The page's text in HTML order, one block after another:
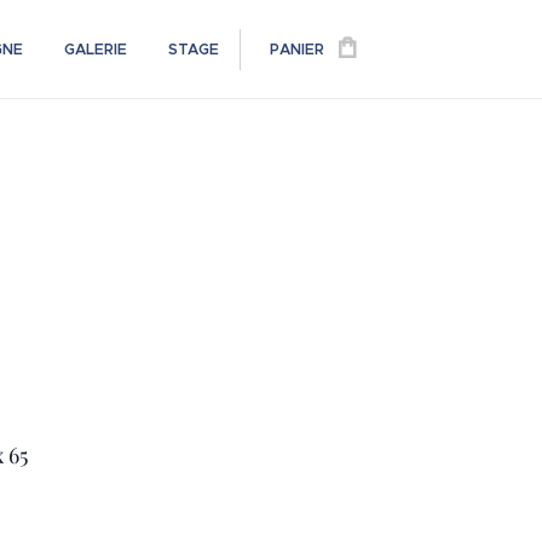
GALERIE STAGE PANIER
65